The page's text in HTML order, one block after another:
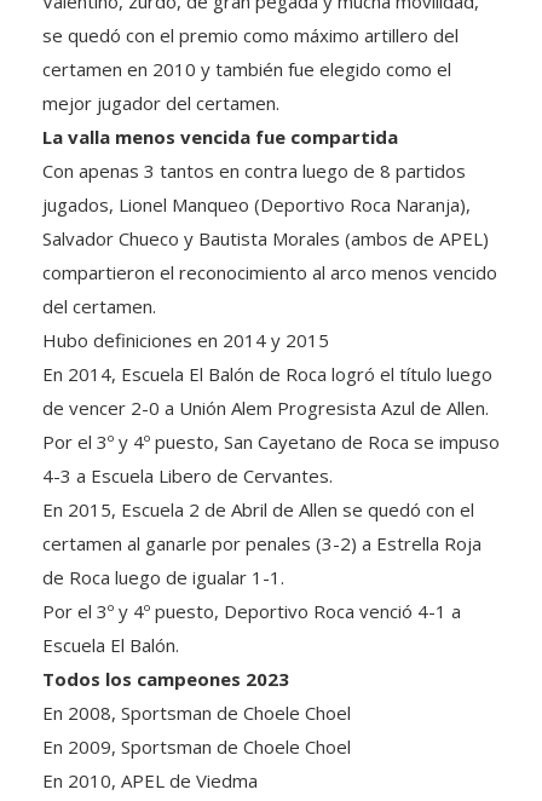
se quedó con el premio como máximo artillero del
certamen en 2010 y también fue elegido como el
mejor jugador del certamen.
La valla menos vencida fue compartida
Con apenas 3 tantos en contra luego de 8 partidos
jugados, Lionel Manqueo (Deportivo Roca Naranja),
Salvador Chueco y Bautista Morales (ambos de APEL)
compartieron el reconocimiento al arco menos vencido
del certamen.
Hubo definiciones en 2014 y 2015
En 2014, Escuela El Balón de Roca logró el título luego
de vencer 2-0 a Unión Alem Progresista Azul de Allen.
Por el 3º y 4º puesto, San Cayetano de Roca se impuso
4-3 a Escuela Libero de Cervantes.
En 2015, Escuela 2 de Abril de Allen se quedó con el
certamen al ganarle por penales (3-2) a Estrella Roja
de Roca luego de igualar 1-1.
Por el 3º y 4º puesto, Deportivo Roca venció 4-1 a
Escuela El Balón.
Todos los campeones 2023
En 2008, Sportsman de Choele Choel
En 2009, Sportsman de Choele Choel
En 2010, APEL de Viedma